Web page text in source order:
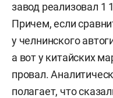
завод реализовал 1
Причем, если
у челнинского
а вот у китайских
провал.
полагает, что